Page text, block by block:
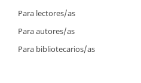
Para lectores/as
Para autores/as
Para bibliotecarios/as